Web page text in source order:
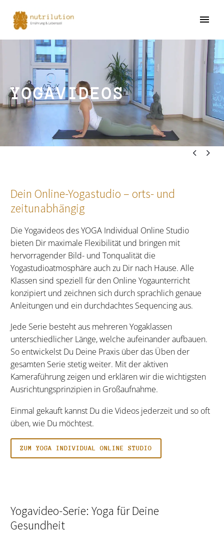
YOGAVIDEOS
 
Dein Online-Yogastudio – orts- und
zeitunabhängig
Die Yogavideos des YOGA Individual Online Studio
bieten Dir maximale Flexibilität und bringen mit
hervorragender Bild- und Tonqualität die
Yogastudioatmosphäre auch zu Dir nach Hause. Alle
Klassen sind speziell für den Online Yogaunterricht
konzipiert und zeichnen sich durch sprachlich genaue
Anleitungen und ein durchdachtes Sequencing aus.
Jede Serie besteht aus mehreren Yogaklassen
unterschiedlicher Länge, welche aufeinander aufbauen.
So entwickelst Du Deine Praxis über das Üben der
gesamten Serie stetig weiter. Mit der aktiven
Kameraführung zeigen und erklären wir die wichtigsten
Ausrichtungsprinzipien in Großaufnahme.
Einmal gekauft kannst Du die Videos jederzeit und so oft
üben, wie Du möchtest.
ZUM YOGA INDIVIDUAL ONLINE STUDIO
Yogavideo-Serie: Yoga für Deine
Gesundheit